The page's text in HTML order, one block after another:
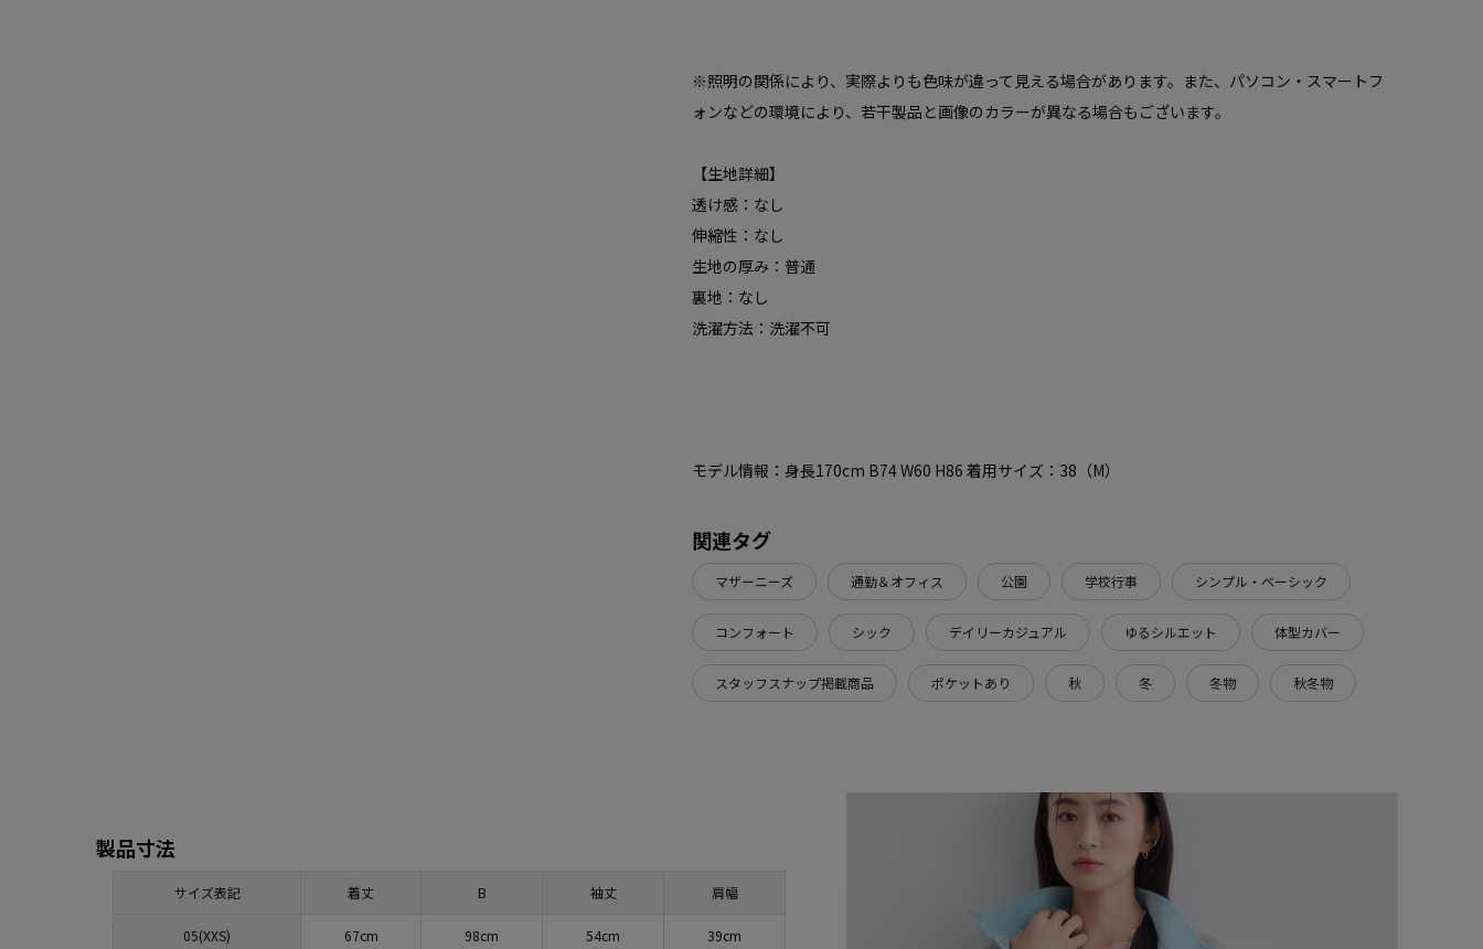
※照明の関係により、実際よりも色味が違って見える場合があります。また、パソコン・スマートフ
ォンなどの環境により、若干製品と画像のカラーが異なる場合もございます。
【生地詳細】
透け感：なし
伸縮性：なし
生地の厚み：普通
裏地：なし
洗濯方法：洗濯不可
モデル情報：身長170cm B74 W60 H86 着用サイズ：38（M）
関連タグ
マザーニーズ 通勤＆オフィス 公園 学校行事 シンプル・ベーシック
コンフォート シック デイリーカジュアル ゆるシルエット 体型カバー
スタッフスナップ掲載商品 ポケットあり 秋 冬 冬物 秋冬物
製品寸法
サイズ表記 着丈 B 袖丈 肩幅
05(XXS) 67cm 98cm 54cm 39cm